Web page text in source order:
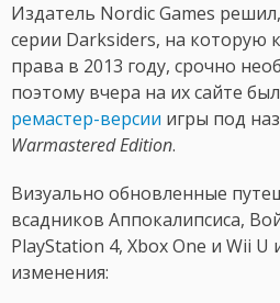
Издатель Nordic Games
серии Darksiders, на которую
права в 2013 году, срочно
поэтому вчера на их сайте
ремастер-версии игры под
Warmastered Edition.
Визуально обновленные
всадников Аппокалипсиса,
PlayStation 4, Xbox One и Wii
изменения: